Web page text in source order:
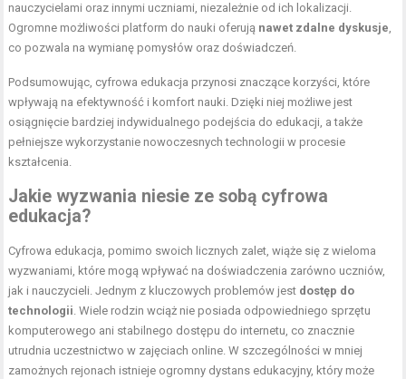
nauczycielami oraz innymi uczniami, niezależnie od ich lokalizacji.
Ogromne możliwości platform do nauki oferują nawet zdalne dyskusje,
co pozwala na wymianę pomysłów oraz doświadczeń.
Podsumowując, cyfrowa edukacja przynosi znaczące korzyści, które
wpływają na efektywność i komfort nauki. Dzięki niej możliwe jest
osiągnięcie bardziej indywidualnego podejścia do edukacji, a także
pełniejsze wykorzystanie nowoczesnych technologii w procesie
kształcenia.
Jakie wyzwania niesie ze sobą cyfrowa
edukacja?
Cyfrowa edukacja, pomimo swoich licznych zalet, wiąże się z wieloma
wyzwaniami, które mogą wpływać na doświadczenia zarówno uczniów,
jak i nauczycieli. Jednym z kluczowych problemów jest dostęp do
technologii. Wiele rodzin wciąż nie posiada odpowiedniego sprzętu
komputerowego ani stabilnego dostępu do internetu, co znacznie
utrudnia uczestnictwo w zajęciach online. W szczególności w mniej
zamożnych rejonach istnieje ogromny dystans edukacyjny, który może